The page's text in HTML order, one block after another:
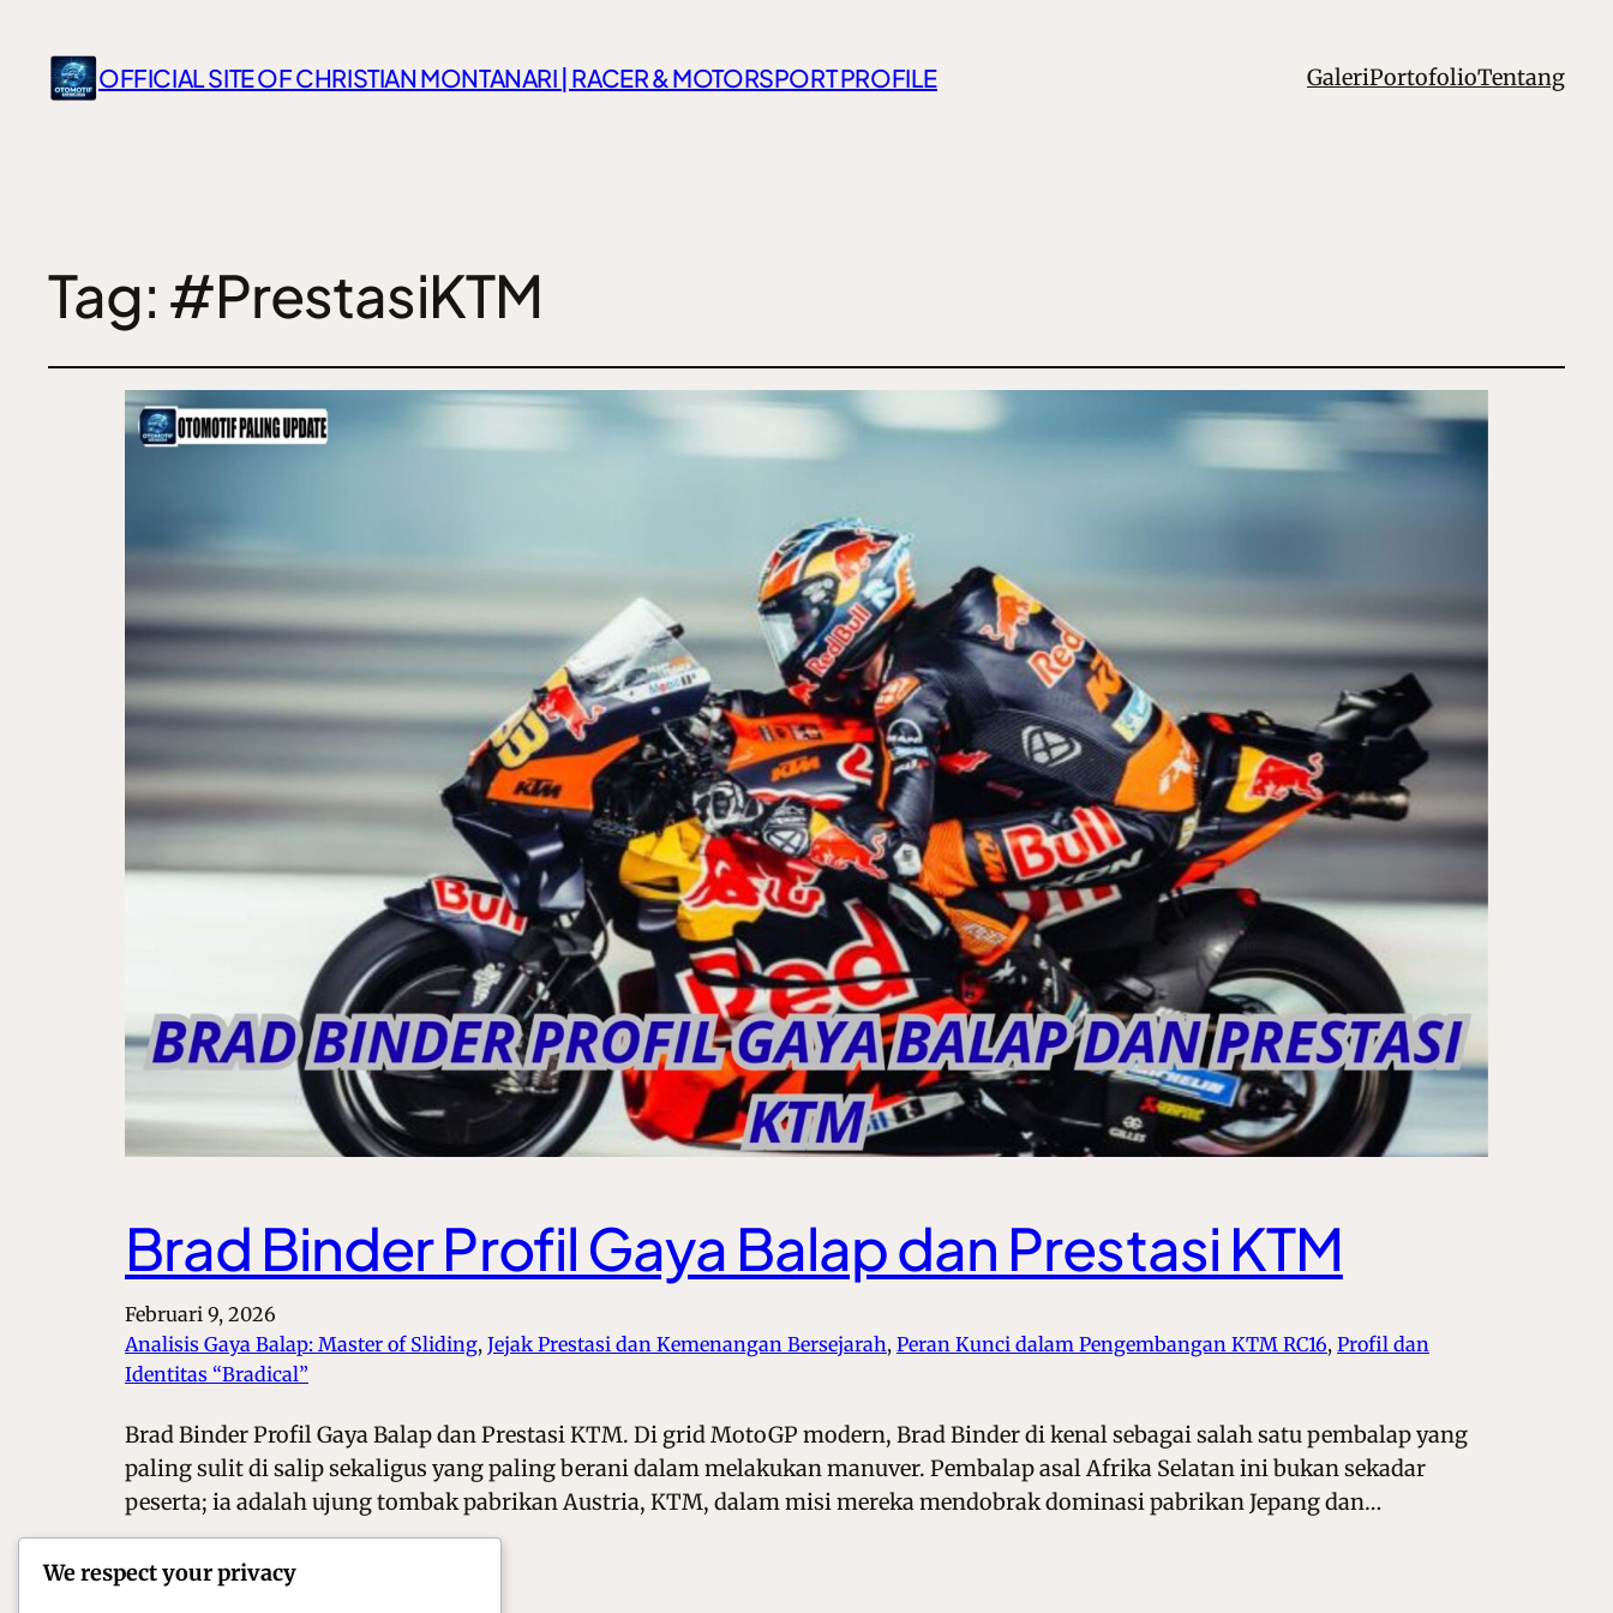
OFFICIAL SITE OF CHRISTIAN MONTANARI | RACER & MOTORSPORT PROFILE GaleriPortofolioTentang
Tag: #PrestasiKTM
Brad Binder Profil Gaya Balap dan Prestasi KTM
Februari 9, 2026
Analisis Gaya Balap: Master of Sliding, Jejak Prestasi dan Kemenangan Bersejarah, Peran Kunci dalam Pengembangan KTM RC16, Profil dan
Identitas “Bradical”
Brad Binder Profil Gaya Balap dan Prestasi KTM. Di grid MotoGP modern, Brad Binder di kenal sebagai salah satu pembalap yang
paling sulit di salip sekaligus yang paling berani dalam melakukan manuver. Pembalap asal Afrika Selatan ini bukan sekadar
peserta; ia adalah ujung tombak pabrikan Austria, KTM, dalam misi mereka mendobrak dominasi pabrikan Jepang dan…
We respect your privacy